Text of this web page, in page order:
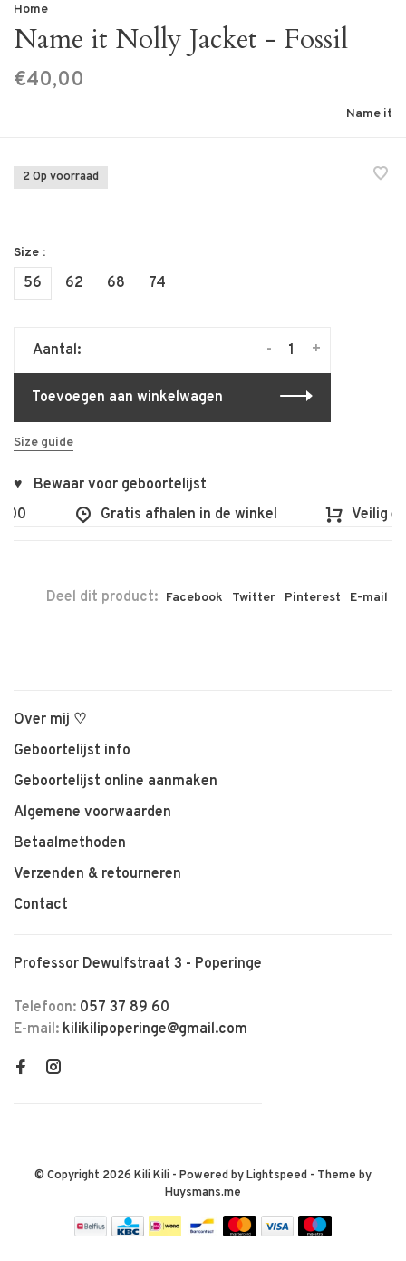
Home
Name it Nolly Jacket - Fossil
€40,00
Name it
2 Op voorraad
Size :
56 62 68 74
Aantal: +
-
Toevoegen aan winkelwagen
Size guide
♥ Bewaar voor geboortelijst
Gratis afhalen in de winkel Veilig en
Deel dit product: Facebook Twitter Pinterest E-mail
Over mij ♡
Geboortelijst info
Geboortelijst online aanmaken
Algemene voorwaarden
Betaalmethoden
Verzenden & retourneren
Contact
Professor Dewulfstraat 3 - Poperinge
Telefoon: 057 37 89 60
E-mail: kilikilipoperinge@gmail.com
© Copyright 2026 Kili Kili - Powered byLightspeed - Theme by
Huysmans.me